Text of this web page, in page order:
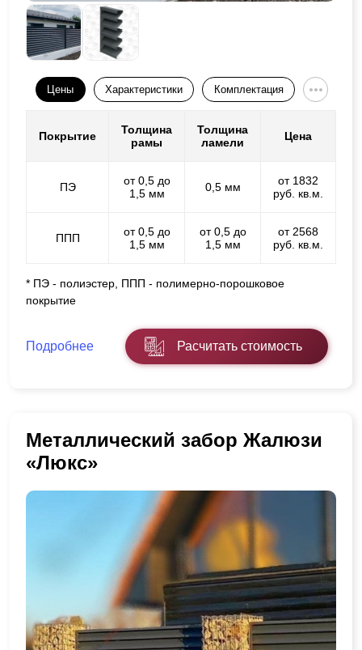
Цены Характеристики Комплектация
Покрытие
Толщина
рамы
Толщина
ламели
Цена
ПЭ
от 0,5 до
1,5 мм
0,5 мм
от 1832
руб. кв.м.
ППП
от 0,5 до
1,5 мм
от 0,5 до
1,5 мм
от 2568
руб. кв.м.
* ПЭ - полиэстер, ППП - полимерно-порошковое
покрытие
Подробнее Расчитать стоимость
Металлический забор Жалюзи
«Люкс»